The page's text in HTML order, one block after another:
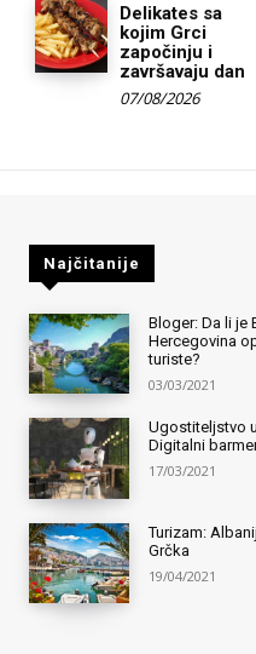
Delikates sa
kojim Grci
započinju i
završavaju dan
07/08/2026
Najčitanije
Bloger: Da li je
Hercegovina
turiste?
03/03/2021
Ugostiteljstvo
Digitalni
17/03/2021
Turizam:
Grčka
19/04/2021